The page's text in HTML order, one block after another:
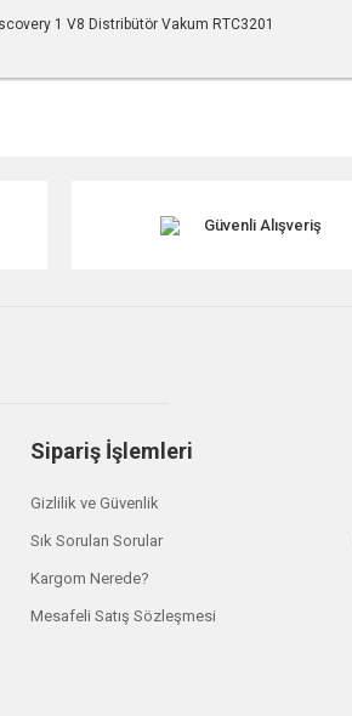
1 V8 Distribütör Vakum RTC3201
Güvenli Alışveriş
Sipariş İşlemleri
Gizlilik ve Güvenlik
Sık Sorulan Sorular
Kargom Nerede?
Mesafeli Satış Sözleşmesi